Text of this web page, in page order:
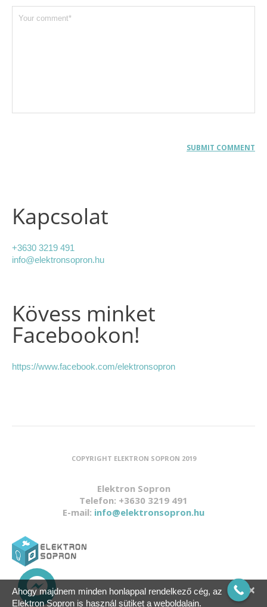
Kapcsolat
+3630 3219 491
info@elektronsopron.hu
Kövess minket
Facebookon!
https://www.facebook.com/elektronsopron
COPYRIGHT ELEKTRON SOPRON 2019
Elektron Sopron
Telefon: +3630 3219 491
E-mail: info@elektronsopron.hu
×
Ahogy majdnem minden honlappal rendelkező cég, az
Elektron Sopron is használ sütiket a weboldalain.